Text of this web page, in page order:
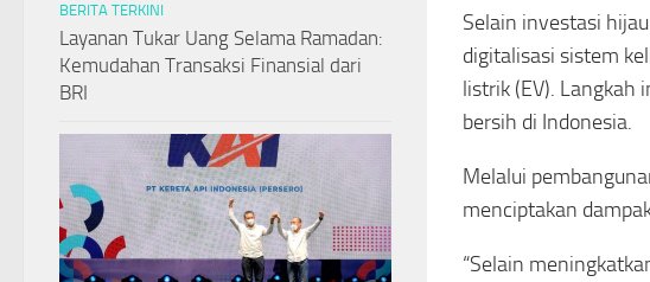
Selain investasi
digitalisasi sistem
listrik (EV). Langkah
bersih di Indonesia.
Melalui
menciptakan
“Selain
BERITA TERKINI
Layanan Tukar Uang Selama Ramadan:
Kemudahan Transaksi Finansial dari
BRI